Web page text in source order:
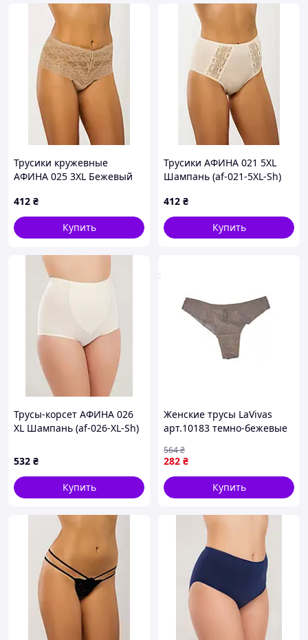
Трусики кружевные
АФИНА 025 3XL Бежевый
412 ₴
Купить
Трусики АФИНА 021 5XL
Шампань (af-021-5XL-Sh)
412 ₴
Купить
Трусы-корсет АФИНА 026
XL Шампань (af-026-XL-Sh)
532 ₴
Купить
Женские трусы LaVivas
арт.10183 темно-бежевые
ежедневной носки размер
XL 1шт
282 ₴
564₴
Купить